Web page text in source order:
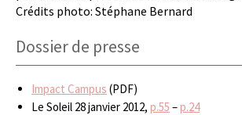
Crédits photo: Stéphane Bernard
Dossier de presse
Impact Campus (PDF)
Le Soleil 28 janvier 2012, p.55 –p.24